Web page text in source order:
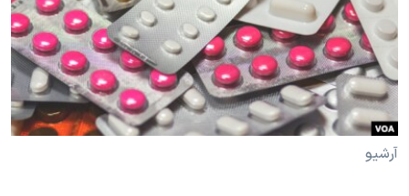
فرهنگ و زندگی
حقوق شهروندی
اقتصادی
علم و فناوری
اسرائیل در جنگ
مستندها
انتخابات ریاست جمهوری آمریکا ۲۰۲۴
حمله جمهوری اسلامی به اسرائیل
رمز مهسا
ورزش زنان در ایران
دنبال کنید
زبانهای مختلف
آرشیو